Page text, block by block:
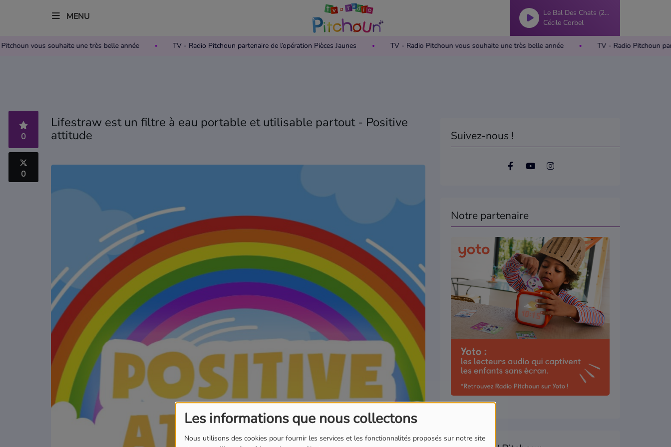
Les informations que nous collectons
Nous utilisons des cookies pour fournir les services et les fonctionnalités proposés sur notre site
MENU
Le Bal Des Chats (2019)
Cécile Corbel
Pitchoun vous souhaite une très belle année TV - Radio Pitchoun partenaire de l’opération Pièces Jaunes TV - Radio Pitchoun vous souhaite une très belle année TV - Radio
Grille des programmes TV
Replay TV Pitchoun
Où regarder TV Pitchoun ?
Où écouter Radio Pitchoun ?
Pitchoun Rédac
Qui sommes-nous ?
Lifestraw est un filtre à eau portable et utilisable partout - Positive
attitude
0
0
Suivez-nous !
Notre partenaire